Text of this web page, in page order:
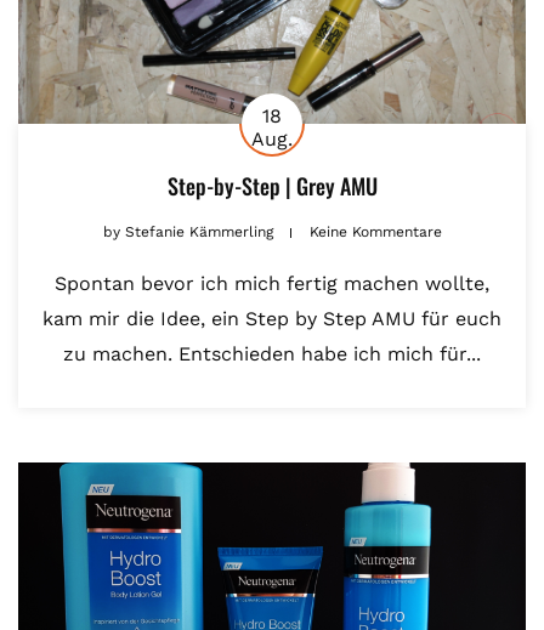
18
Aug.
Step-by-Step | Grey AMU
byStefanie Kämmerling Keine Kommentare
Spontan bevor ich mich fertig machen wollte,
kam mir die Idee, ein Step by Step AMU für euch
zu machen. Entschieden habe ich mich für...